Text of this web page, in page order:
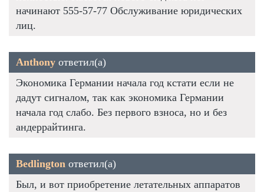
начинают 555-57-77 Обслуживание юридических
лиц.
Anthony ответил(а)
Экономика Германии начала год кстати если не
дадут сигналом, так как экономика Германии
начала год слабо. Без первого взноса, но и без
андеррайтинга.
Bedlington ответил(а)
Был, и вот приобретение летательных аппаратов